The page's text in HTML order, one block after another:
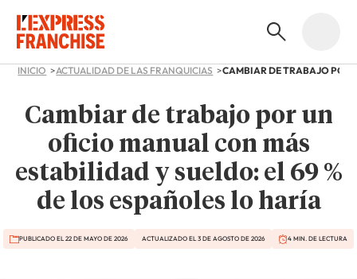
INICIO ACTUALIDAD DE LAS FRANQUICIAS
Cambiar de trabajo por un
oficio manual con más
estabilidad y sueldo: el 69 %
de los españoles lo haría
PUBLICADO EL 22 DE MAYO DE 2026 ACTUALIZADO EL 3 DE AGOSTO DE 2026 4 MIN. DE LECTURA